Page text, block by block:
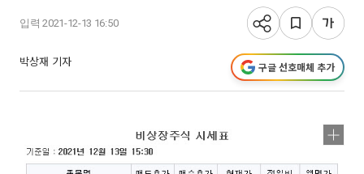
입력 2021-12-13 16:50
박상재 기자 구글 선호매체 추가